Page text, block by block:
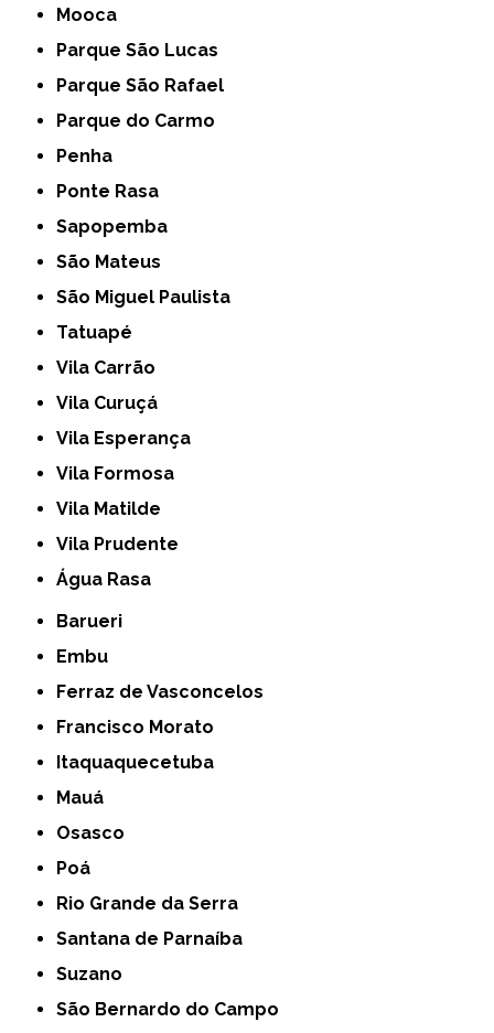
Mooca
Parque São Lucas
Parque São Rafael
Parque do Carmo
Penha
Ponte Rasa
Sapopemba
São Mateus
São Miguel Paulista
Tatuapé
Vila Carrão
Vila Curuçá
Vila Esperança
Vila Formosa
Vila Matilde
Vila Prudente
Água Rasa
Barueri
Embu
Ferraz de Vasconcelos
Francisco Morato
Itaquaquecetuba
Mauá
Osasco
Poá
Rio Grande da Serra
Santana de Parnaíba
Suzano
São Bernardo do Campo